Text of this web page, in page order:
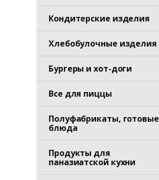
Кондитерские изделия
Хлебобулочные изделия
Бургеры и хот-доги
Все для пиццы
Полуфабрикаты, готовые
блюда
Продукты для
паназиатской кухни